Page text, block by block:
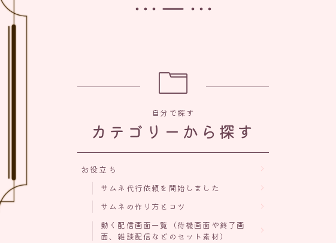
自分で探す
カテゴリーから探す
お役立ち
サムネ代行依頼を開始しました
サムネの作り方とコツ
動く配信画面一覧（待機画面や終了画
面、雑談配信などのセット素材）